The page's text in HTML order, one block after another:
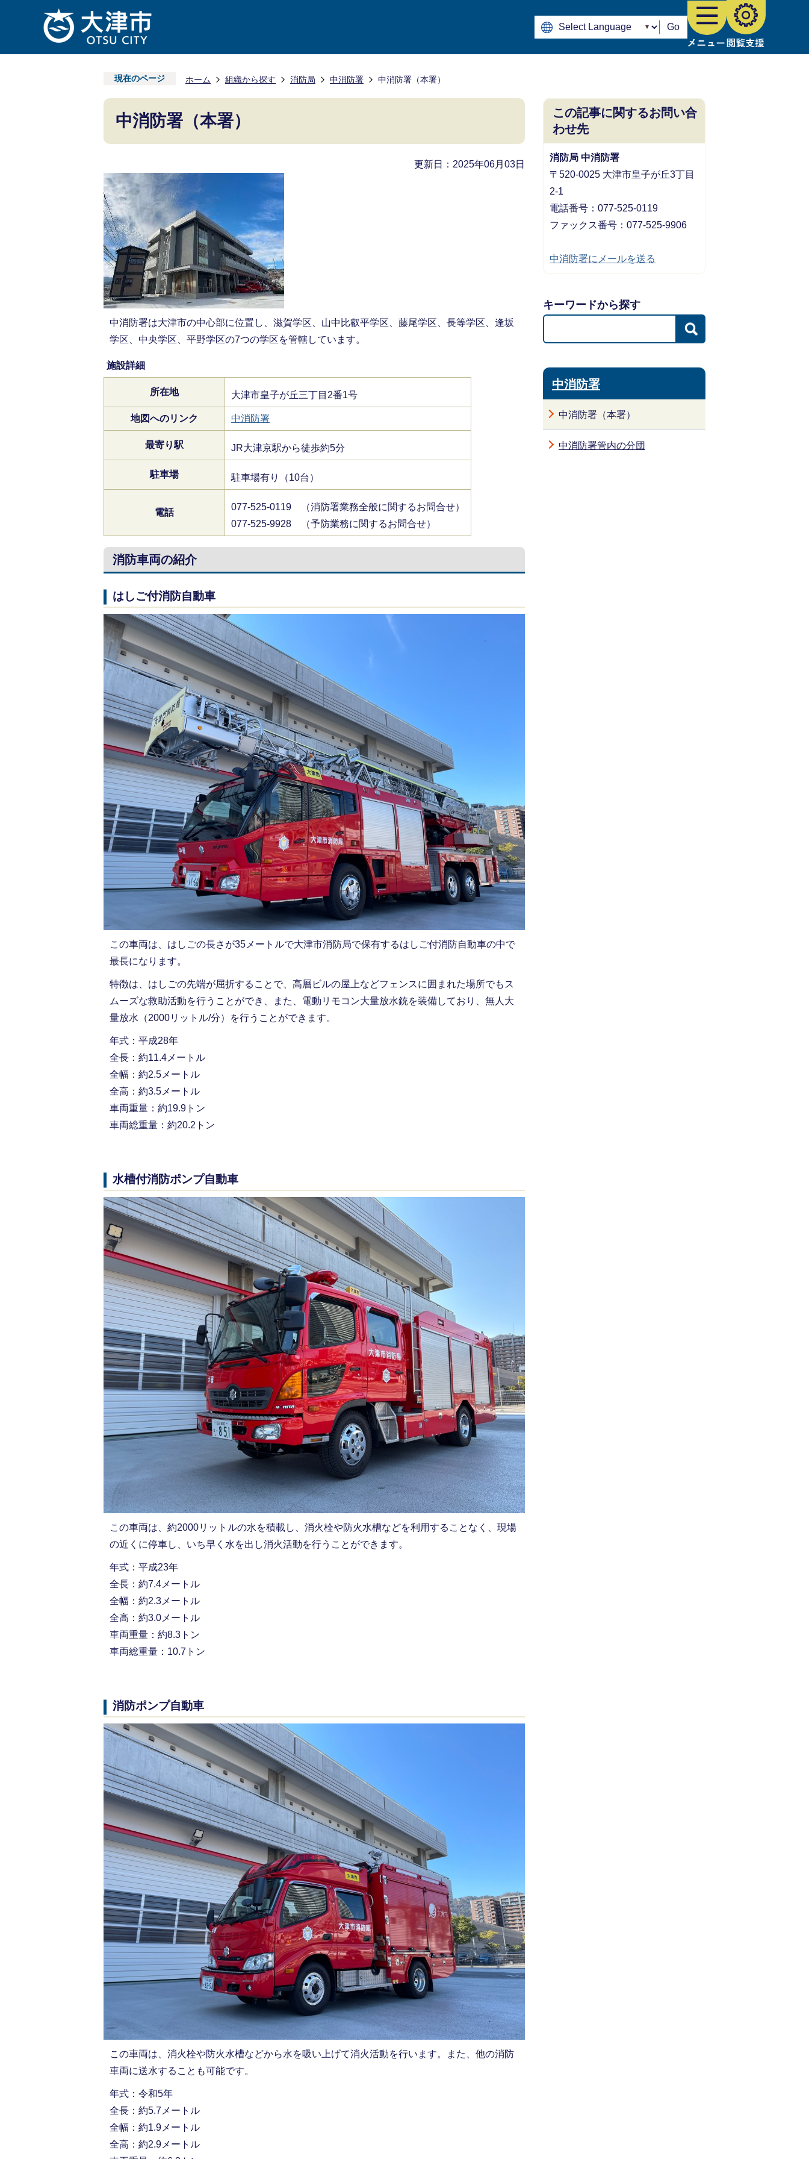
Go
現在のページ ホーム 組織から探す 消防局 中消防署 中消防署（本署）
中消防署（本署）
更新日：2025年06月03日
中消防署は大津市の中心部に位置し、滋賀学区、山中比叡平学区、藤尾学区、長等学区、逢坂
学区、中央学区、平野学区の7つの学区を管轄しています。
施設詳細
所在地 大津市皇子が丘三丁目2番1号
地図へのリンク 中消防署
最寄り駅 JR大津京駅から徒歩約5分
駐車場 駐車場有り（10台）
電話
077-525-0119 （消防署業務全般に関するお問合せ）
077-525-9928 （予防業務に関するお問合せ）
消防車両の紹介
はしご付消防自動車
この車両は、はしごの長さが35メートルで大津市消防局で保有するはしご付消防自動車の中で
最長になります。
特徴は、はしごの先端が屈折することで、高層ビルの屋上などフェンスに囲まれた場所でもス
ムーズな救助活動を行うことができ、また、電動リモコン大量放水銃を装備しており、無人大
量放水（2000リットル/分）を行うことができます。
年式：平成28年
全長：約11.4メートル
全幅：約2.5メートル
全高：約3.5メートル
車両重量：約19.9トン
車両総重量：約20.2トン
水槽付消防ポンプ自動車
この車両は、約2000リットルの水を積載し、消火栓や防火水槽などを利用することなく、現場
の近くに停車し、いち早く水を出し消火活動を行うことができます。
年式：平成23年
全長：約7.4メートル
全幅：約2.3メートル
全高：約3.0メートル
車両重量：約8.3トン
車両総重量：10.7トン
消防ポンプ自動車
この車両は、消火栓や防火水槽などから水を吸い上げて消火活動を行います。また、他の消防
車両に送水することも可能です。
年式：令和5年
全長：約5.7メートル
全幅：約1.9メートル
全高：約2.9メートル
この記事に関するお問い合
わせ先
消防局 中消防署
〒520-0025 大津市皇子が丘3丁目
2-1
​​​​​​​電話番号：077-525-0119
ファックス番号：077-525-9906
中消防署にメールを送る
キーワードから探す
中消防署
中消防署（本署）
中消防署管内の分団